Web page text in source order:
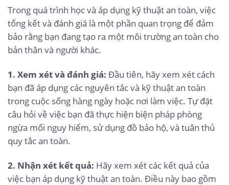
Trong quá trình học và áp dụng kỹ thuật an toàn, việc
tổng kết và đánh giá là một phần quan trọng để đảm
bảo rằng bạn đang tạo ra một môi trường an toàn cho
bản thân và người khác.
1. Xem xét và đánh giá: Đầu tiên, hãy xem xét cách
bạn đã áp dụng các nguyên tắc và kỹ thuật an toàn
trong cuộc sống hàng ngày hoặc nơi làm việc. Tự đặt
câu hỏi về việc bạn đã thực hiện biện pháp phòng
ngừa mối nguy hiểm, sử dụng đồ bảo hộ, và tuân thủ
quy tắc an toàn.
2. Nhận xét kết quả: Hãy xem xét các kết quả của
việc bạn áp dụng kỹ thuật an toàn. Điều này bao gồm